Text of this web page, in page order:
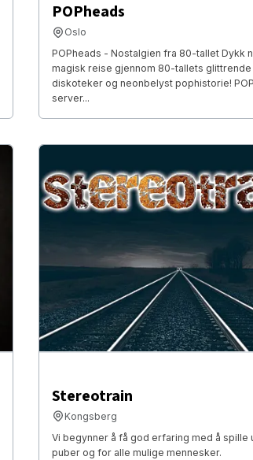
POPheads
Oslo
POPheads - Nostalgien fra 80-tallet Dykk
magisk reise gjennom 80-tallets glittrende
diskoteker og neonbelyst pophistorie!
server...
Stereotrain
Kongsberg
Vi begynner å få god erfaring med å spille
puber og for alle mulige mennesker.